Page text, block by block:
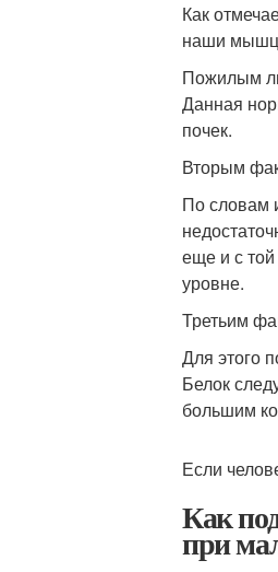
Как
наши
Пожилым
Данная
почек.
Вторым
По словам
еще и с той
уровне.
Третьим
Для этого
Белок
большим
Если
Как
при